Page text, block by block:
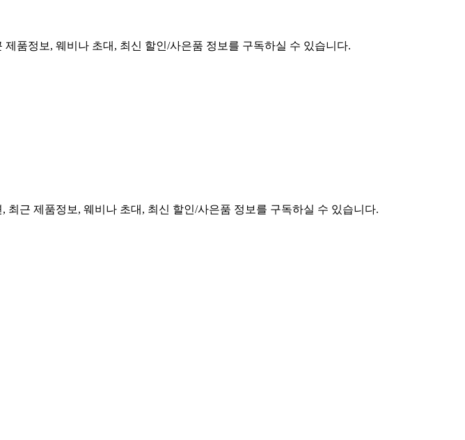
품정보, 웨비나 초대, 최신 할인/사은품 정보를 구독하실 수 있습니다.
근 제품정보, 웨비나 초대, 최신 할인/사은품 정보를 구독하실 수 있습니다.